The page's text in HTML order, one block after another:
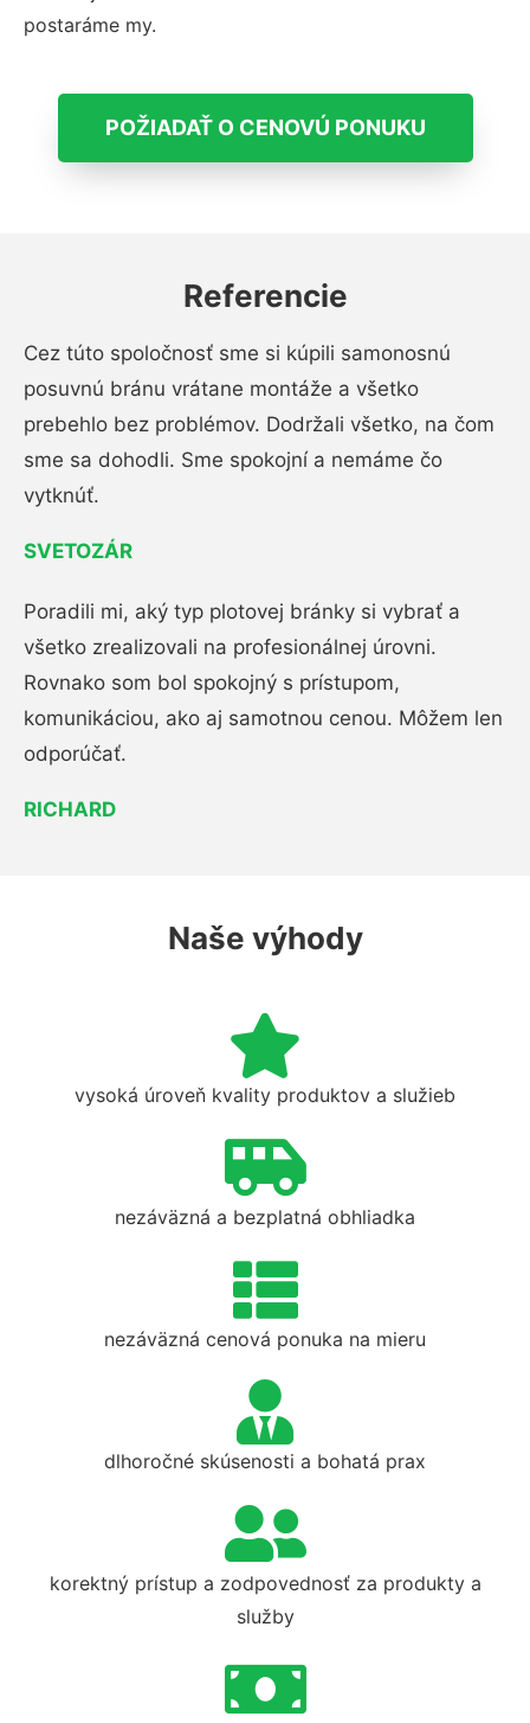
postaráme my.
POŽIADAŤ O CENOVÚ PONUKU
Referencie
Cez túto spoločnosť sme si kúpili samonosnú
posuvnú bránu vrátane montáže a všetko
prebehlo bez problémov. Dodržali všetko, na čom
sme sa dohodli. Sme spokojní a nemáme čo
vytknúť.
SVETOZÁR
Poradili mi, aký typ plotovej bránky si vybrať a
všetko zrealizovali na profesionálnej úrovni.
Rovnako som bol spokojný s prístupom,
komunikáciou, ako aj samotnou cenou. Môžem len
odporúčať.
RICHARD
Naše výhody
vysoká úroveň kvality produktov a služieb
nezáväzná a bezplatná obhliadka
nezáväzná cenová ponuka na mieru
dlhoročné skúsenosti a bohatá prax
korektný prístup a zodpovednosť za produkty a
služby